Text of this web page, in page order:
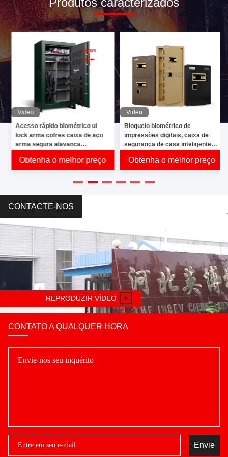
partners' pre-
sale plans,
high-definition
photos, lifetime
technical
support+
Clientes atendidos
Video
Acesso rápido biométrico ul
lock arma cofres caixa de aço
arma segura alavanca
segura
Obtenha o melhor preço
Video
Bloqueio biométrico de
impressões digitais, caixa de
segurança de casa inteligente
Obtenha o melhor preço
CONTACTE-NOS
REPRODUZIR VÍDEO
CONTATO A QUALQUER HORA
Envie